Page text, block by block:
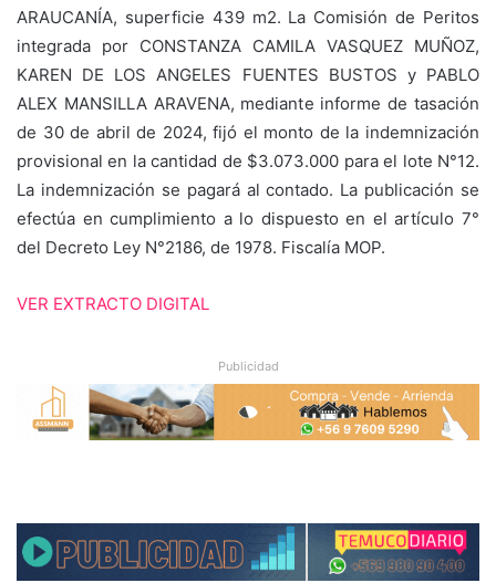
ARAUCANÍA, superficie 439 m2. La Comisión de Peritos
integrada por CONSTANZA CAMILA VASQUEZ MUÑOZ,
KAREN DE LOS ANGELES FUENTES BUSTOS y PABLO
ALEX MANSILLA ARAVENA, mediante informe de tasación
de 30 de abril de 2024, fijó el monto de la indemnización
provisional en la cantidad de $3.073.000 para el lote N°12.
La indemnización se pagará al contado. La publicación se
efectúa en cumplimiento a lo dispuesto en el artículo 7°
del Decreto Ley N°2186, de 1978. Fiscalía MOP.
VER EXTRACTO DIGITAL
Publicidad